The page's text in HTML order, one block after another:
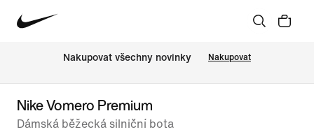
Nakupovat všechny novinky Nakupovat
Nike Vomero Premium
Dámská běžecká silniční bota